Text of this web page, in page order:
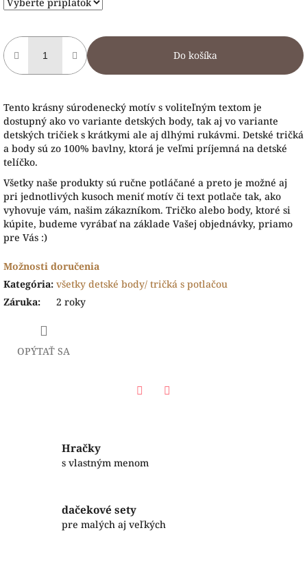
Do košíka
Tento krásny súrodenecký motív s voliteľným textom je
dostupný ako vo variante detských body, tak aj vo variante
detských tričiek s krátkymi ale aj dlhými rukávmi. Detské tričká
a body sú zo 100% bavlny, ktorá je veľmi príjemná na detské
telíčko.
Všetky naše produkty sú ručne potláčané a preto je možné aj
pri jednotlivých kusoch meniť motív či text potlače tak, ako
vyhovuje vám, našim zákazníkom. Tričko alebo body, ktoré si
kúpite, budeme vyrábať na základe Vašej objednávky, priamo
pre Vás :)
Možnosti doručenia
Kategória: všetky detské body/ tričká s potlačou
Záruka: 2 roky
OPÝTAŤ SA
Hračky
s vlastným menom
dačekové sety
pre malých aj veľkých